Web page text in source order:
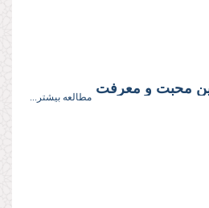
محبت و معرفت مطالعه بیشتر...